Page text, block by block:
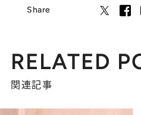
Share
RELATED
関連記事